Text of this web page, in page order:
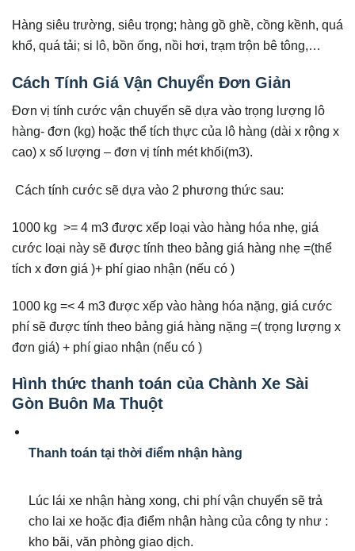
Hàng siêu trường, siêu trọng; hàng gồ ghề, cồng kềnh, quá
khổ, quá tải; si lô, bồn ống, nồi hơi, trạm trộn bê tông,…
Cách Tính Giá Vận Chuyển Đơn Giản
Đơn vị tính cước vận chuyển sẽ dựa vào trọng lượng lô
hàng- đơn (kg) hoặc thể tích thực của lô hàng (dài x rộng x
cao) x số lượng – đơn vị tính mét khối(m3).
Cách tính cước sẽ dựa vào 2 phương thức sau:
1000 kg >= 4 m3 được xếp loại vào hàng hóa nhẹ, giá
cước loại này sẽ được tính theo bảng giá hàng nhẹ =(thể
tích x đơn giá )+ phí giao nhận (nếu có )
1000 kg =< 4 m3 được xếp vào hàng hóa nặng, giá cước
phí sẽ được tính theo bảng giá hàng nặng =( trọng lượng x
đơn giá) + phí giao nhận (nếu có )
Hình thức thanh toán của Chành Xe Sài
Gòn Buôn Ma Thuột
Thanh toán tại thời điểm nhận hàng
Lúc lái xe nhận hàng xong, chi phí vận chuyển sẽ trả
cho lai xe hoặc địa điểm nhận hàng của công ty như :
kho bãi, văn phòng giao dịch.